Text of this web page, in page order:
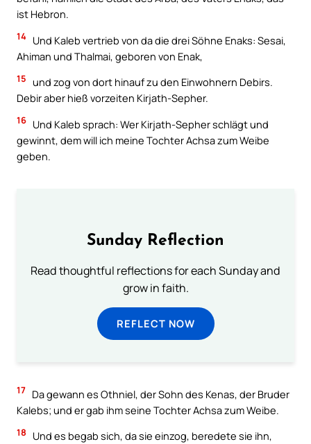
ist Hebron.
14 Und Kaleb vertrieb von da die drei Söhne Enaks: Sesai,
Ahiman und Thalmai, geboren von Enak,
15 und zog von dort hinauf zu den Einwohnern Debirs.
Debir aber hieß vorzeiten Kirjath-Sepher.
16 Und Kaleb sprach: Wer Kirjath-Sepher schlägt und
gewinnt, dem will ich meine Tochter Achsa zum Weibe
geben.
Sunday Reflection
Read thoughtful reflections for each Sunday and
grow in faith.
REFLECT NOW
17 Da gewann es Othniel, der Sohn des Kenas, der Bruder
Kalebs; und er gab ihm seine Tochter Achsa zum Weibe.
18
Und es begab sich, da sie einzog, beredete sie ihn,